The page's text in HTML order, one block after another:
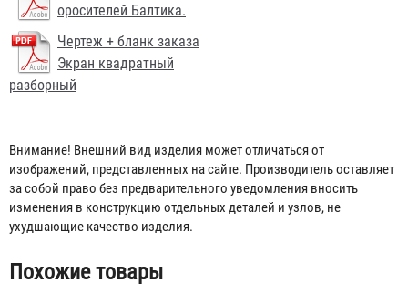
оросителей Балтика.
Чертеж + бланк заказа
Экран квадратный
разборный
Внимание! Внешний вид изделия может отличаться от
изображений, представленных на сайте. Производитель оставляет
за собой право без предварительного уведомления вносить
изменения в конструкцию отдельных деталей и узлов, не
ухудшающие качество изделия.
Похожие товары
Пожарный экран для спринклера квадратный
разборный 500х500
Пожарный экран для спринклера квадратный